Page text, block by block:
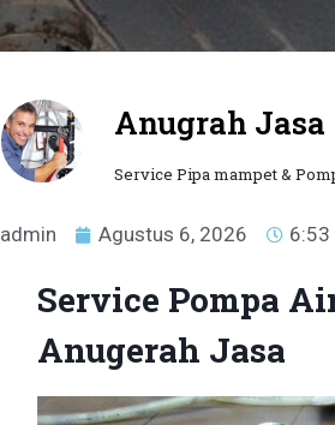
Anugrah Jasa
Service Pipa mampet &
admin Agustus 6, 2026 6:53
Service Pompa
Anugerah Jasa